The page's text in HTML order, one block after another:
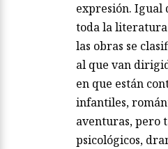
expresión. Igual
toda la
las obras se
al que van
en que están
infantiles,
aventuras, pero
psicológicos,